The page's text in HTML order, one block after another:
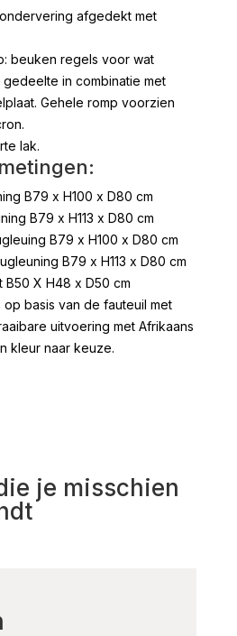
afgedekt met
beuken regels voor wat
in combinatie met
Gehele romp voorzien
lak.
B79 x H100 x D80 cm
B79 x H113 x D80 cm
B79 x H100 x D80 cm
B79 x H113 x D80 cm
X H48 x D50 cm
basis van de fauteuil met
uitvoering met Afrikaans
kleur naar keuze.
je misschien